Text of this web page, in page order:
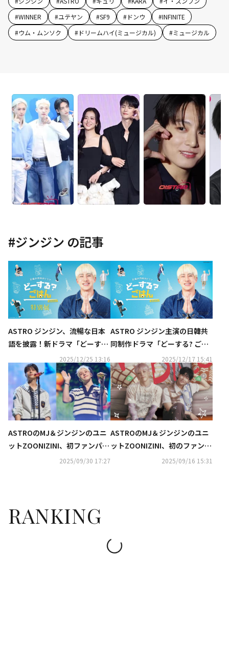
#WINNER #ユテヤン #SF9 #ドンウ #INFINITE
#ウム・ムンソク #ドリームハイ(ミュージカル) #ミュージカル
#ジンジン の記事
ASTRO ジンジン、流暢な日本
語を披露！新ドラマ「どーす
る? ごはん SEASON2」予告映
像を公開…特別展の開催も
2025/12/25 13:16
ASTRO ジンジン主演の日韓共
同制作ドラマ「どーする? ごは
ん SEASON2」2026年1月より
放送開始！古家正亨が俳優デビ
ュー
2025/12/17 15:41
ASTROのMJ＆ジンジンのユニ
ットZOONIZINI、初ファンパー
ティーが成功裏に終了！海外ツ
2025/09/30 17:27
ASTROのMJ＆ジンジンのユニ
ットZOONIZINI、初のファンパ
ーティーが9月27日に全世界同
2025/09/16 15:31
RANKING